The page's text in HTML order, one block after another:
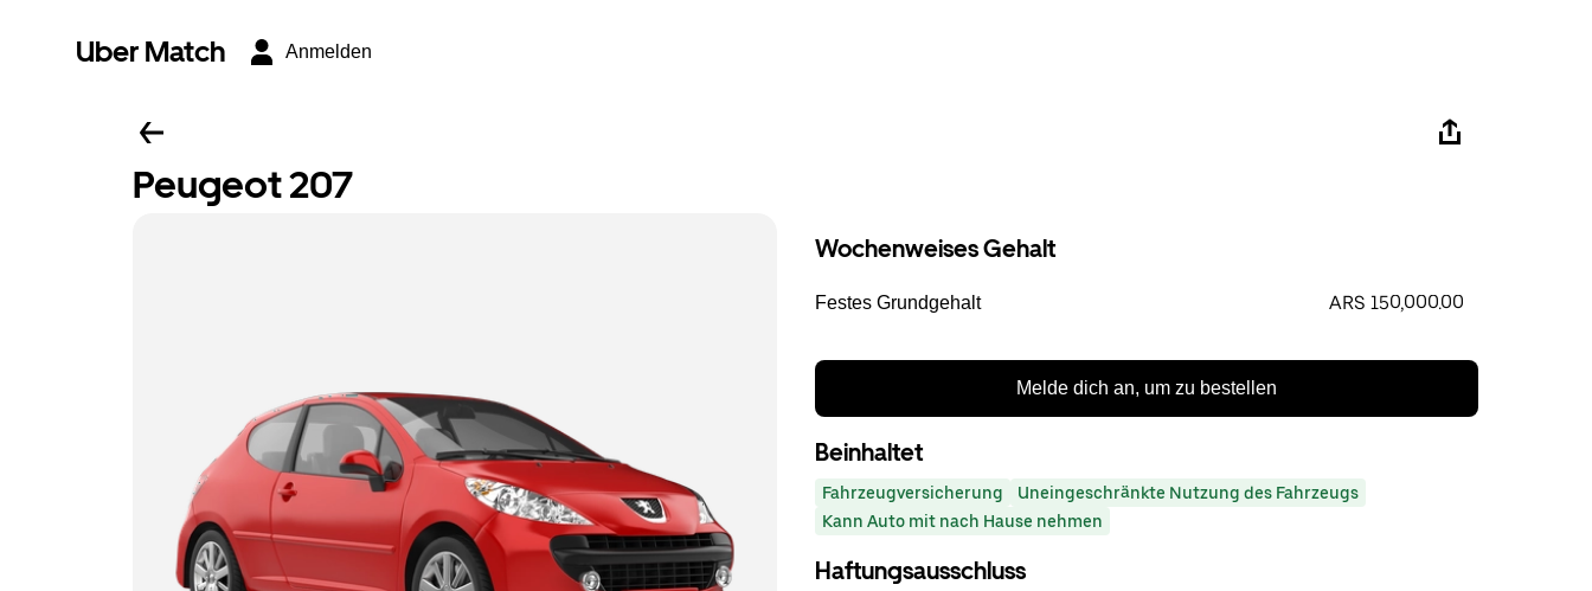
Uber Match Anmelden
Peugeot 207
Wochenweises Gehalt
Festes Grundgehalt ARS 150,000.00
Melde dich an, um zu bestellen
Beinhaltet
Fahrzeugversicherung
Uneingeschränkte Nutzung des Fahrzeugs
Kann Auto mit nach Hause nehmen
Haftungsausschluss